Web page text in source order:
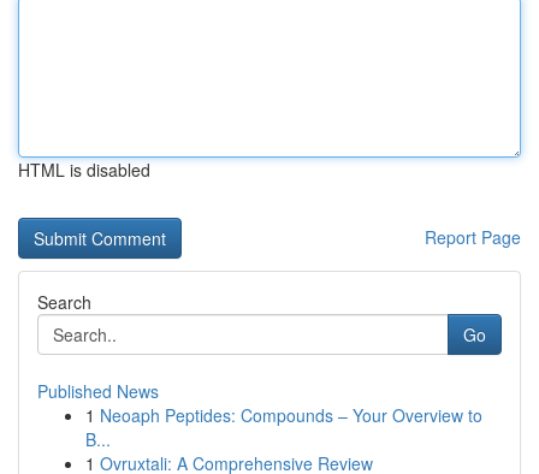
HTML is disabled
Report Page
Search
Go
Published News
1 Neoaph Peptides: Compounds – Your Overview to
B...
1 Ovruxtali: A Comprehensive Review